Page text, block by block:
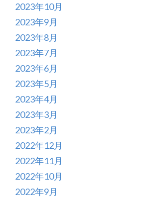
2023年10月
2023年9月
2023年8月
2023年7月
2023年6月
2023年5月
2023年4月
2023年3月
2023年2月
2022年12月
2022年11月
2022年10月
2022年9月